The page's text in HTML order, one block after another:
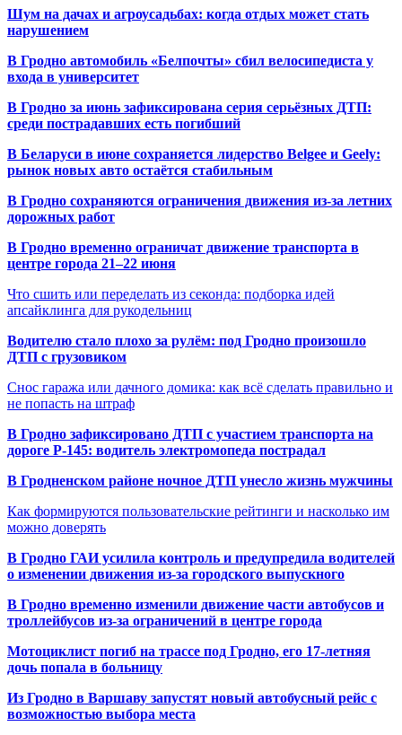
Шум на дачах и агроусадьбах: когда отдых может стать
нарушением
В Гродно автомобиль «Белпочты» сбил велосипедиста у
входа в университет
В Гродно за июнь зафиксирована серия серьёзных ДТП:
среди пострадавших есть погибший
В Беларуси в июне сохраняется лидерство Belgee и Geely:
рынок новых авто остаётся стабильным
В Гродно сохраняются ограничения движения из-за летних
дорожных работ
В Гродно временно ограничат движение транспорта в
центре города 21–22 июня
Что сшить или переделать из секонда: подборка идей
апсайклинга для рукодельниц
Водителю стало плохо за рулём: под Гродно произошло
ДТП с грузовиком
Снос гаража или дачного домика: как всё сделать правильно и
не попасть на штраф
В Гродно зафиксировано ДТП с участием транспорта на
дороге Р-145: водитель электромопеда пострадал
В Гродненском районе ночное ДТП унесло жизнь мужчины
Как формируются пользовательские рейтинги и насколько им
можно доверять
В Гродно ГАИ усилила контроль и предупредила водителей
о изменении движения из-за городского выпускного
В Гродно временно изменили движение части автобусов и
троллейбусов из-за ограничений в центре города
Мотоциклист погиб на трассе под Гродно, его 17-летняя
дочь попала в больницу
Из Гродно в Варшаву запустят новый автобусный рейс с
возможностью выбора места